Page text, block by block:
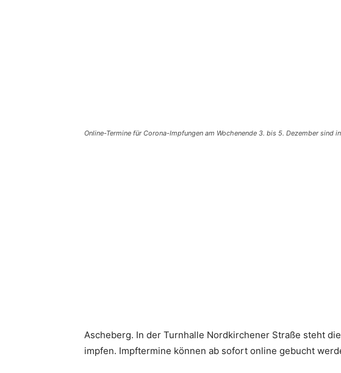
Online-Termine für Corona-Impfungen am Wochenende 3. bis 5. Dezember
Ascheberg. In der Turnhalle Nordkirchener Straße steht
impfen. Impftermine können ab sofort online gebucht